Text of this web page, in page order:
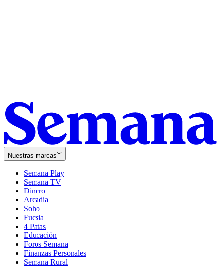
Nuestras marcas
Semana Play
Semana TV
Dinero
Arcadia
Soho
in
new
window
Fucsia
in
new
window
4 Patas
Educación
Foros Semana
Finanzas Personales
Semana Rural